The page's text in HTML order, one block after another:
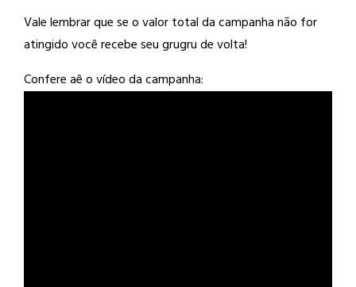
Vale lembrar que se o valor total da campanha não for
atingido você recebe seu grugru de volta!
Confere aê o vídeo da campanha: